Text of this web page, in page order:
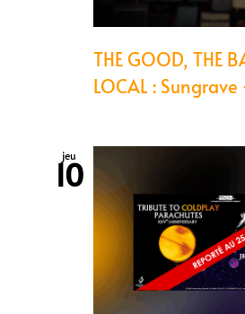
THE GOOD, THE
LOCAL :
jeu
10